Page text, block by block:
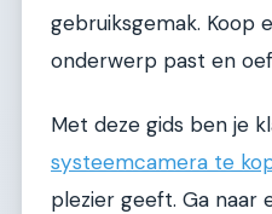
gebruiksgemak. Koop
onderwerp past en
Met deze gids ben je
systeemcamera te
plezier geeft. Ga naar